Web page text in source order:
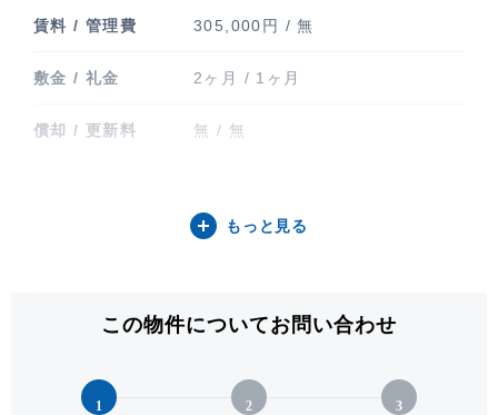
賃料 / 管理費 305,000円 / 無
敷金 / 礼金 2ヶ月 / 1ヶ月
償却 / 更新料 無 / 無
50.07㎡ (15.14坪)
階建 / 所在階 地上48階建 / 11階部分
構造 / 総戸数 鉄筋コンクリート造 / 964戸
もっと見る
この物件についてお問い合わせ
1 2 3